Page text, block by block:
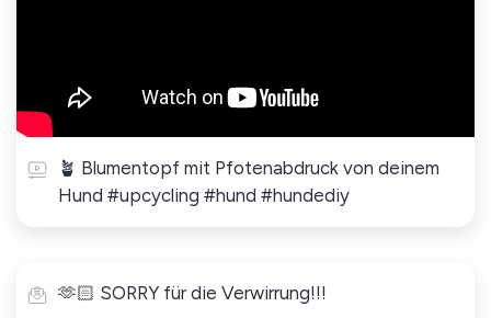
🪴 Blumentopf mit Pfotenabdruck von deinem
Hund #upcycling #hund #hundediy
🫶🏻 SORRY für die Verwirrung!!!